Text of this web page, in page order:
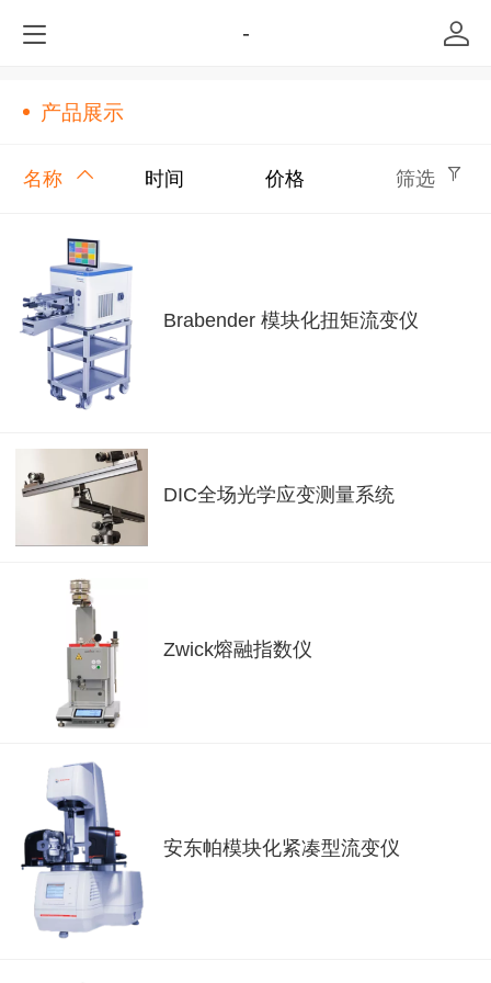
-
产品展示
名称 时间 价格 筛选
Brabender 模块化扭矩流变仪
DIC全场光学应变测量系统
Zwick熔融指数仪
安东帕模块化紧凑型流变仪